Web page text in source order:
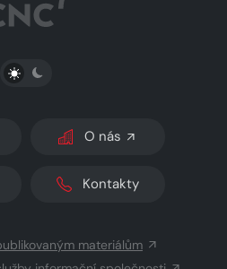
PŘEPNOUT SVĚTLÝ/TMAVÝ REŽIM
O nás
Kontakty
materiálům